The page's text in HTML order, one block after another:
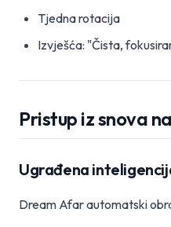
Tjedna rotacija
Izvješća: "Čista,
Pristup iz snova
Ugrađena
Dream Afar automatski